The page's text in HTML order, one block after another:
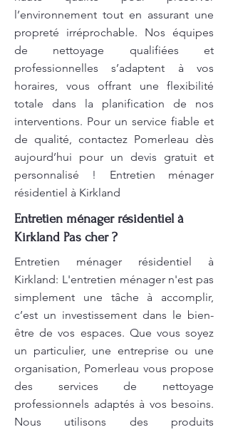
l’environnement tout en assurant une
propreté irréprochable. Nos équipes
de nettoyage qualifiées et
professionnelles s’adaptent à vos
horaires, vous offrant une flexibilité
totale dans la planification de nos
interventions. Pour un service fiable et
de qualité, contactez Pomerleau dès
aujourd’hui pour un devis gratuit et
personnalisé ! Entretien ménager
résidentiel à Kirkland
Entretien ménager résidentiel à
Kirkland Pas cher ?
Entretien ménager résidentiel à
Kirkland: L'entretien ménager n'est pas
simplement une tâche à accomplir,
c’est un investissement dans le bien-
être de vos espaces. Que vous soyez
un particulier, une entreprise ou une
organisation, Pomerleau vous propose
des services de nettoyage
professionnels adaptés à vos besoins.
Nous utilisons des produits